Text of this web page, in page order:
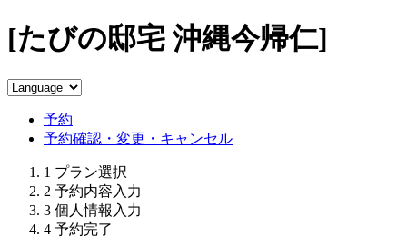
[たびの邸宅 沖縄今帰仁]
予約
予約確認・変更・キャンセル
1 プラン選択
2 予約内容入力
3 個人情報入力
4 予約完了